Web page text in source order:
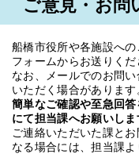
ご意見・お問
船橋市役所や各施設へ
フォームからお送りくだ
なお、メールでのお問
いただく場合があります
簡単なご確認や至急回
にて担当課へお願いしま
ご連絡いただいた課と
なる場合には、担当課